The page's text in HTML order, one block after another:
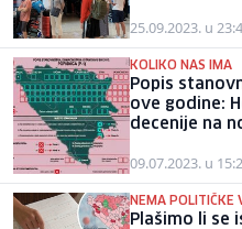
25.09.2023. u
KOLIKO NAS IMA
Popis
ove godine:
decenije na
09.07.2023. u
NEMA POLITIČKE
Plašimo li se